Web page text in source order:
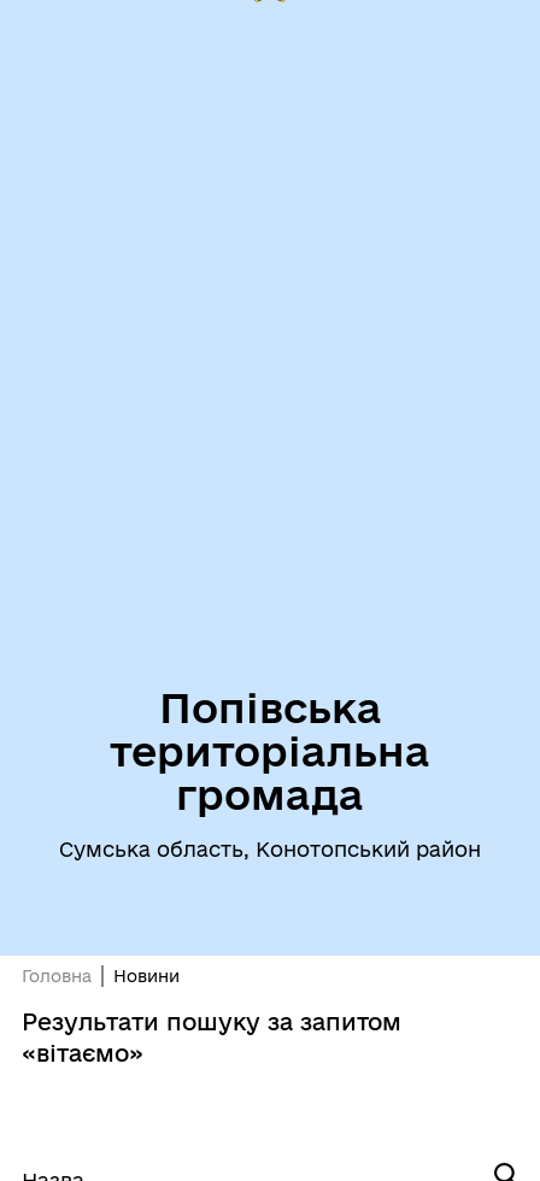
Попівська
територіальна
громада
Сумська область, Конотопський район
Головна Новини
Результати пошуку за запитом
«вітаємо»